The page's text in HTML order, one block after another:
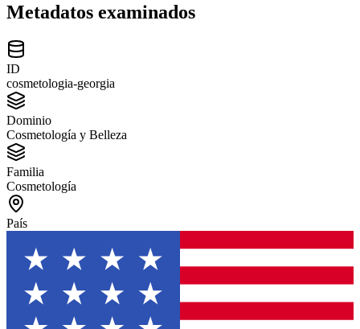
Metadatos examinados
ID
cosmetologia-georgia
Dominio
Cosmetología y Belleza
Familia
Cosmetología
País